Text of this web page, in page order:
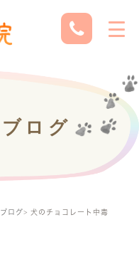
ログ
ログ 犬のチョコレート中毒